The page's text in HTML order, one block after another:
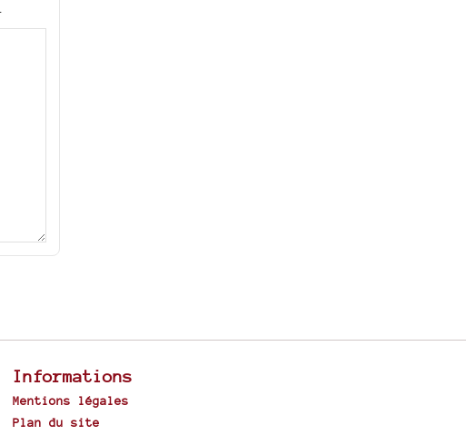
Informations
Mentions légales
Plan du site